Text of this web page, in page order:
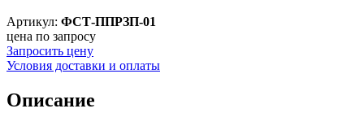
Артикул: ФСТ-ППРЗП-01
цена по запросу
Запросить цену
Условия доставки и оплаты
Описание